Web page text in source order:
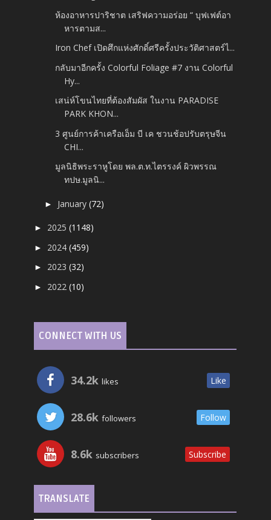
ห้องอาหารปาริชาต เสริฟความอร่อย “ บุฟเฟต์อา
หารตามส...
Iron Chef เปิดศึกแห่งศักดิ์ศรีครั้งประวัติศาสตร์ไ...
กลับมาอีกครั้ง Colorful Foliage #7 งาน Colorful
Hy...
เสน่ห์โขนไทยที่ต้องสัมผัส ในงาน PARADISE
PARK KHON...
3 ศูนย์การค้าเครือเอ็ม บี เค ชวนช้อปรับตรุษจีน
CHI...
มูลนิธิพระราหูโดย พล.ต.ท.ไตรรงค์ ผิวพรรณ
ทปษ.มูลนิ...
► January(72)
► 2025(1148)
► 2024(459)
► 2023(32)
► 2022(10)
CONNECT WITH US
34.2k likes Like
28.6k followers Follow
8.6k subscribers Subscribe
TRANSLATE